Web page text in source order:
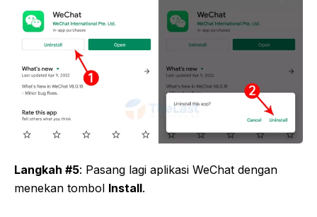
Langkah #5: Pasang lagi aplikasi WeChat dengan
menekan tombol Install.